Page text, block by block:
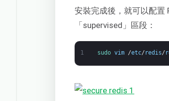
安裝完成後，就可以配置
「supervised」區段：
1 sudo vim /etc/ redis/